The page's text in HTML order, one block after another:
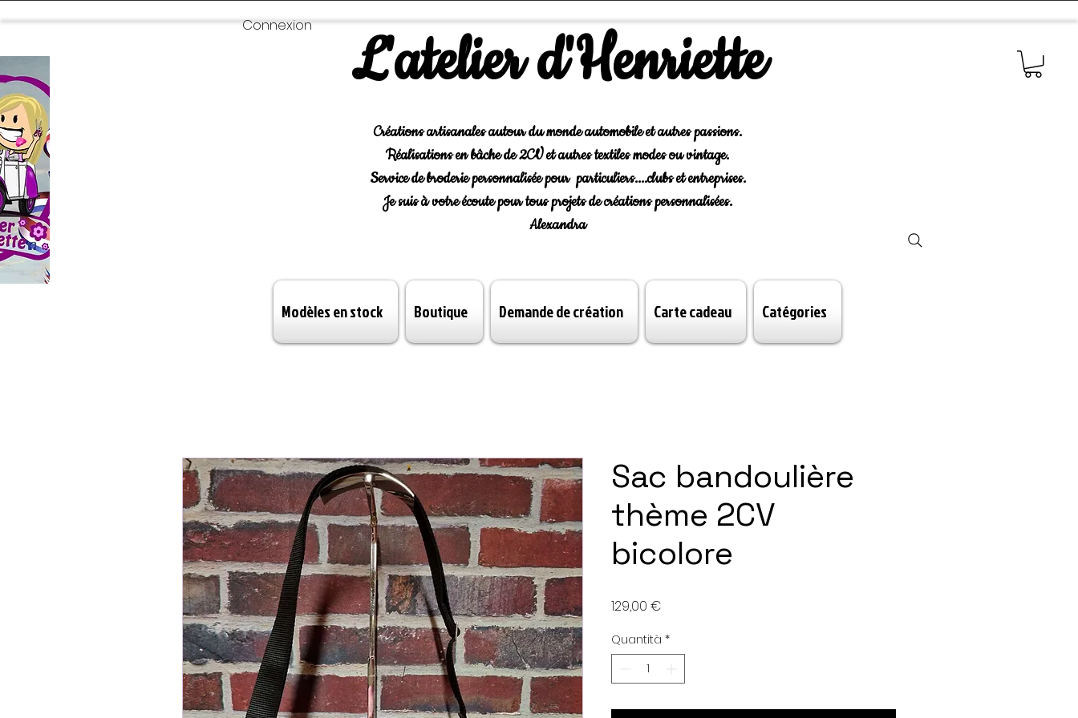
L'atelier d'Henriette
Connexion
Créations artisanales autour du monde automobile et autres passions.
Réalisations en bâche de 2CV et autres textiles modes ou vintage.
Service de broderie personnalisée pour particuliers....clubs et entreprises.
Je suis à votre écoute pour tous projets de créations personnalisées.
Alexandra
Modèles en stock Boutique Demande de création Carte cadeau Catégories
Sac bandoulière
thème 2CV
bicolore
129,00 €
Quantità *